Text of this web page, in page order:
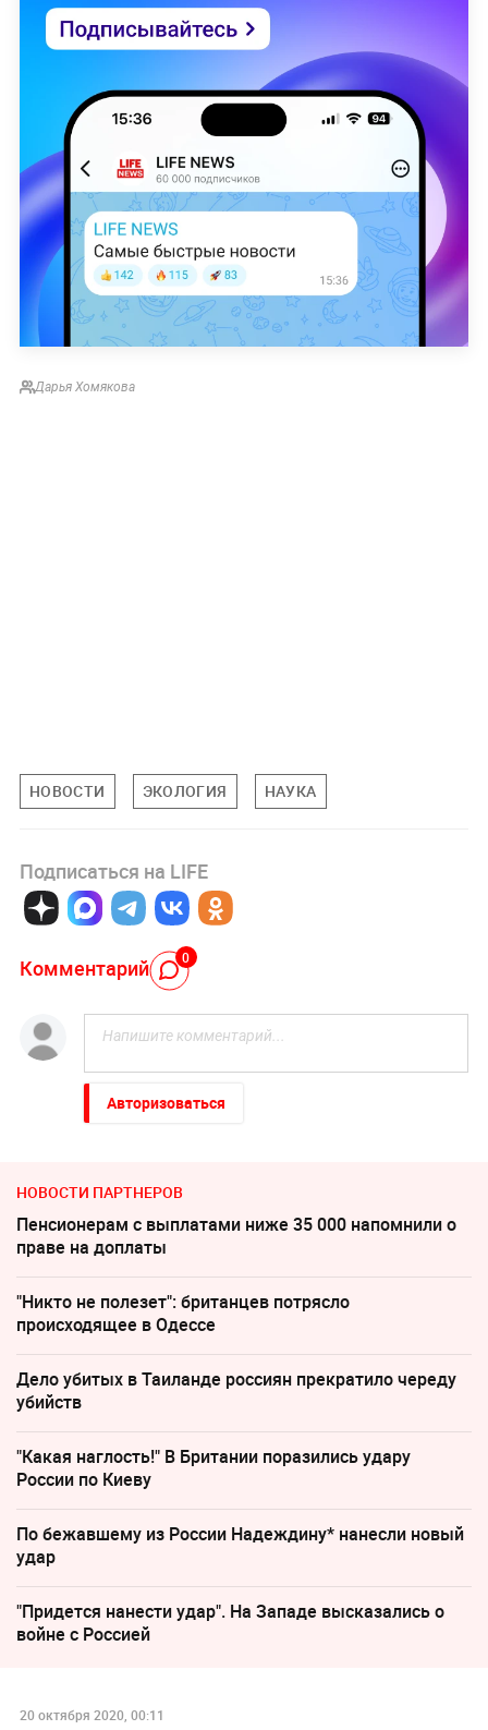
Дарья Хомякова
НОВОСТИ ЭКОЛОГИЯ НАУКА
Подписаться на LIFE
Комментарий 0
Авторизоваться
НОВОСТИ ПАРТНЕРОВ
Пенсионерам с выплатами ниже 35 000 напомнили о
праве на доплаты
"Никто не полезет": британцев потрясло
происходящее в Одессе
Дело убитых в Таиланде россиян прекратило череду
убийств
"Какая наглость!" В Британии поразились удару
России по Киеву
По бежавшему из России Надеждину* нанесли новый
удар
"Придется нанести удар". На Западе высказались о
войне с Россией
20 октября 2020, 00:11